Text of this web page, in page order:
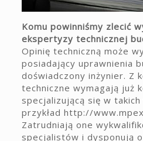
Komu powinniśmy zlecić
ekspertyzy technicznej
Opinię techniczną może
posiadający uprawnienia
doświadczony inżynier. Z
techniczne wymagają już
specjalizującą się w takich
przykład http://
Zatrudniają one
specjalistów i dysponują